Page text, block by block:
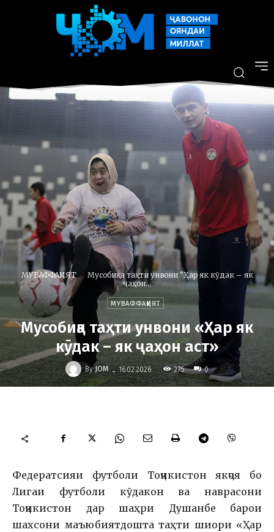
МУВАФФАҚИЯТ
Мусобиқа таҳти унвони "Ҳар як кӯдак – як
ҷаҳон...
МУВАФФАҚИЯТ
Мусобиқа таҳти унвони «Ҳар як
кӯдак – як ҷаҳон аст»
By JOM - 16.02.2026 275 0
Федератсияи футболи Тоҷикистон якҷоя бо
Лигаи футболи кӯдакон ва наврасони
Тоҷикистон дар шаҳри Душанбе барои
шахсони маъюбиятдошта таҳти шиори «Ҳар